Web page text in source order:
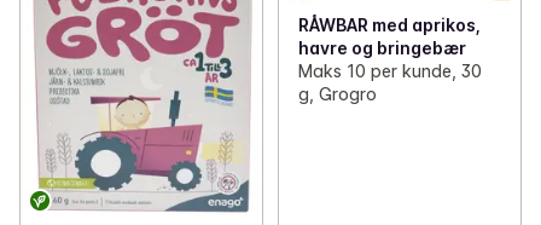
RÅWBAR med aprikos,
havre og bringebær
Maks 10 per kunde, 30
g, Grogro